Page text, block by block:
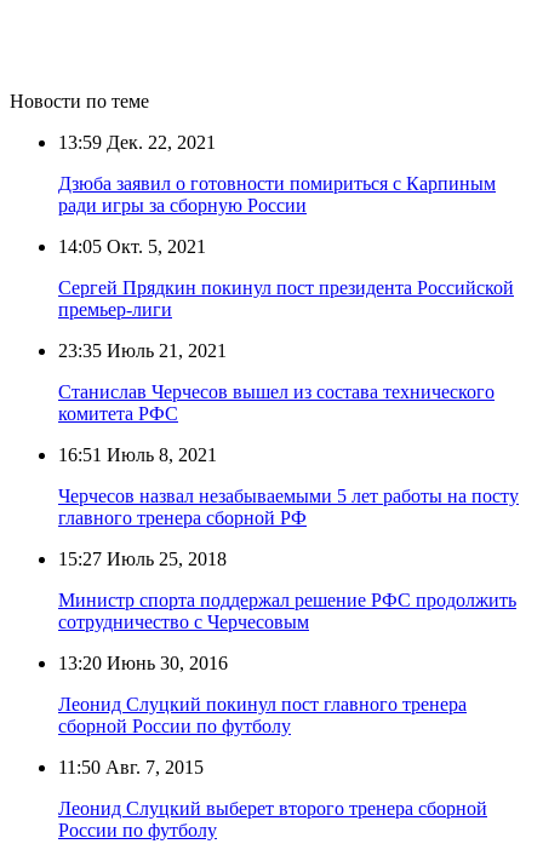
Новости по теме
13:59 Дек. 22, 2021
Дзюба заявил о готовности помириться с Карпиным
ради игры за сборную России
14:05 Окт. 5, 2021
Сергей Прядкин покинул пост президента Российской
премьер-лиги
23:35 Июль 21, 2021
Станислав Черчесов вышел из состава технического
комитета РФС
16:51 Июль 8, 2021
Черчесов назвал незабываемыми 5 лет работы на посту
главного тренера сборной РФ
15:27 Июль 25, 2018
Министр спорта поддержал решение РФС продолжить
сотрудничество с Черчесовым
13:20 Июнь 30, 2016
Леонид Слуцкий покинул пост главного тренера
сборной России по футболу
11:50 Авг. 7, 2015
Леонид Слуцкий выберет второго тренера сборной
России по футболу